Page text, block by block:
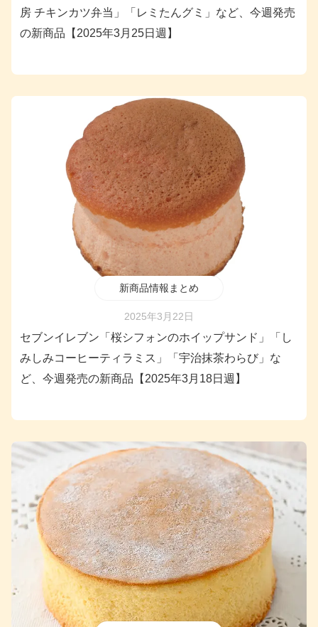
房 チキンカツ弁当」「レミたんグミ」など、今週発売
の新商品【2025年3月25日週】
新商品情報まとめ
2025年3月22日
セブンイレブン「桜シフォンのホイップサンド」「し
みしみコーヒーティラミス」「宇治抹茶わらび」な
ど、今週発売の新商品【2025年3月18日週】